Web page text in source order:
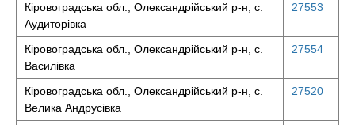
Кіровоградська обл., Олександрійський р-н, с.
Аудиторівка
27553
Кіровоградська обл., Олександрійський р-н, с.
Василівка
27554
Кіровоградська обл., Олександрійський р-н, с.
Велика Андрусівка
27520